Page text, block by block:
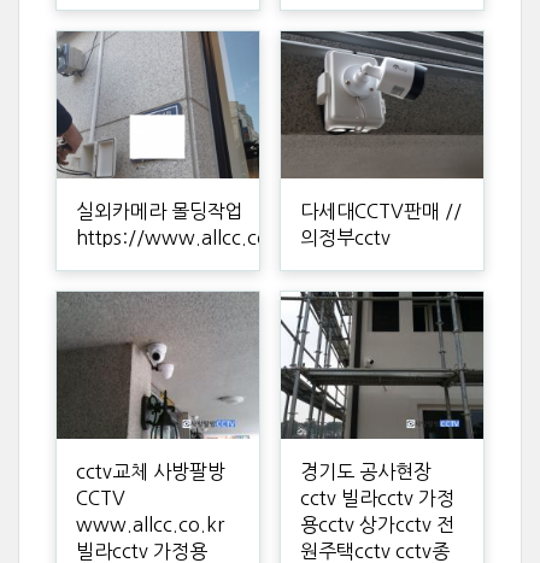
실외카메라 몰딩작업
https://www.allcc.co.kr
다세대CCTV판매 //
의정부cctv
cctv교체 사방팔방
CCTV
www.allcc.co.kr
빌라cctv 가정용
경기도 공사현장
cctv 빌라cctv 가정
용cctv 상가cctv 전
원주택cctv cctv종